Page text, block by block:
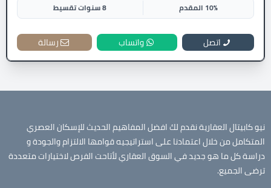
10% المقدم 8 سنوات تقسيط
اتصل واتساب رسالة
نيو كابيتال العقارية نقدم لك افضل المفاهيم الحديث للإسكان العصري
المتكامل من خلال اعتمادنا على استراتيجيه قوامها الالتزام والجودة و
دراسة كل ما هو جديد في السوق العقاري لأتاحت الفرص لاختيارات متعددة
ترضى الجميع.